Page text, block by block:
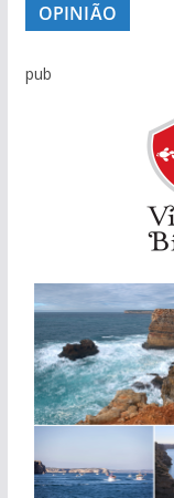
OPINIÃO
pub